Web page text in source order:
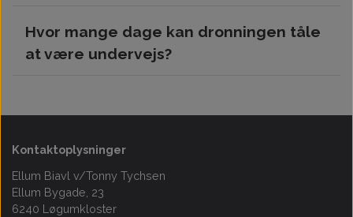
kolonier nye dronninger hvert år.
Pakken er sendes sporbar og kan følges undervejs.
Hvor mange dage kan dronningen tåle
at være undervejs?
Kontaktoplysninger
Ellum Biavl v/Tonny Tychsen
Ellum Bygade, 23
6240 Løgumkloster